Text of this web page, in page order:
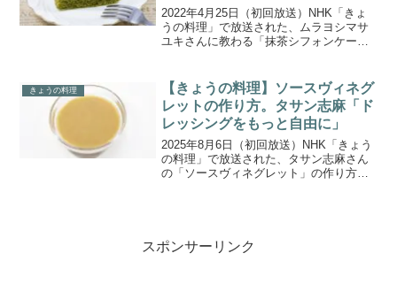
2022年4月25日（初回放送）NHK「きょ
うの料理」で放送された、ムラヨシマサ
ユキさんに教わる「抹茶シフォンケー
んがこだわったのは、卵の卵の味わいを
しっかり楽しめるた...
きょうの料理
【きょうの料理】ソースヴィネグ
レットの作り方。タサン志麻「ド
レッシングをもっと自由に」
2025年8月6日（初回放送）NHK「きょう
の料理」で放送された、タサン志麻さん
の「ソースヴィネグレット」の作り方を
スポンサーリンク